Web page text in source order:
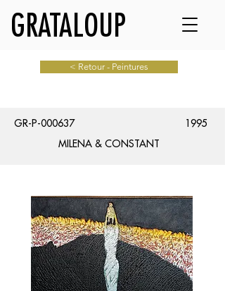
GRATALOUP
< Retour - Peintures
GR-P-000637
1995
MILENA & CONSTANT